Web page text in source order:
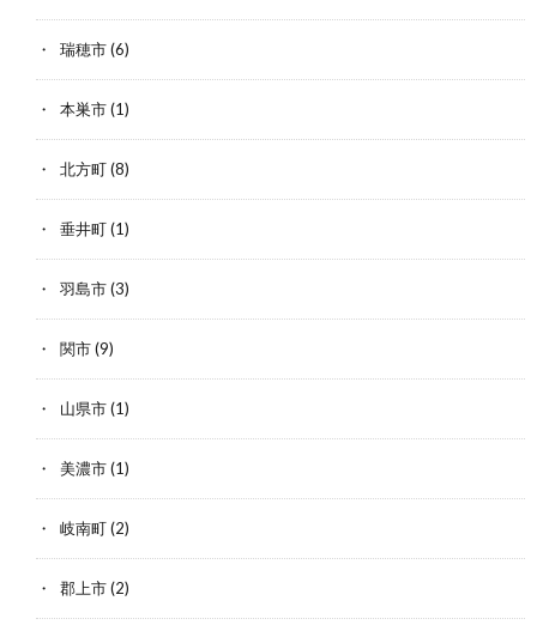
瑞穂市(6)
本巣市(1)
北方町(8)
垂井町(1)
羽島市(3)
関市(9)
山県市(1)
美濃市(1)
岐南町(2)
郡上市(2)